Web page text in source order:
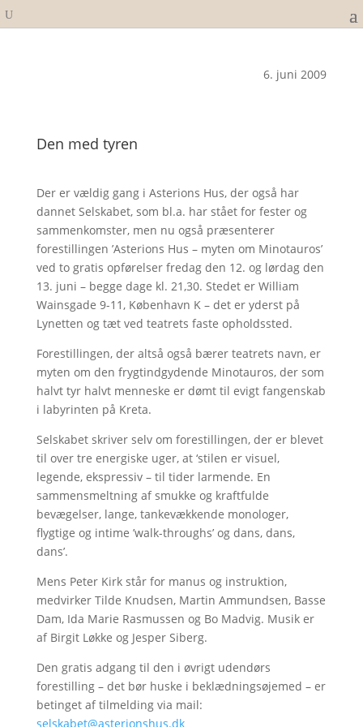
6. juni 2009
Den med tyren
Der er vældig gang i Asterions Hus, der også har
dannet Selskabet, som bl.a. har stået for fester og
sammenkomster, men nu også præsenterer
forestillingen ’Asterions Hus – myten om Minotauros’
ved to gratis opførelser fredag den 12. og lørdag den
13. juni – begge dage kl. 21,30. Stedet er William
Wainsgade 9-11, København K – det er yderst på
Lynetten og tæt ved teatrets faste opholdssted.
Forestillingen, der altså også bærer teatrets navn, er
myten om den frygtindgydende Minotauros, der som
halvt tyr halvt menneske er dømt til evigt fangenskab
i labyrinten på Kreta.
Selskabet skriver selv om forestillingen, der er blevet
til over tre energiske uger, at ‘stilen er visuel,
legende, ekspressiv – til tider larmende. En
sammensmeltning af smukke og kraftfulde
bevægelser, lange, tankevækkende monologer,
flygtige og intime ’walk-throughs’ og dans, dans,
dans’.
Mens Peter Kirk står for manus og instruktion,
medvirker Tilde Knudsen, Martin Ammundsen, Basse
Dam, Ida Marie Rasmussen og Bo Madvig. Musik er
af Birgit Løkke og Jesper Siberg.
Den gratis adgang til den i øvrigt udendørs
forestilling – det bør huske i beklædningsøjemed – er
betinget af tilmelding via mail:
selskabet@asterionshus.dk